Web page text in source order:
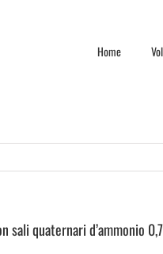
Home
quaternari d’ammonio